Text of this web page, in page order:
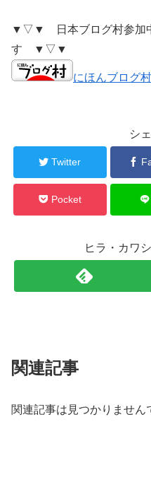
▼▽▼ 日本ブログ村参加
す ▼▽▼
にほんブログ村
シ
Twitter
Pocket
ヒラ・カワ
関連記事
関連記事は見つかりません